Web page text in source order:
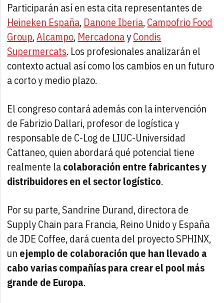
Participarán así en esta cita representantes de
Heineken España, Danone Iberia,Campofrio Food
Group,Alcampo, MercadonayCondis
Supermercats. Los profesionales analizarán el
contexto actual así como los cambios en un futuro
a corto y medio plazo.
El congreso contará además con la intervención
de Fabrizio Dallari, profesor de logística y
responsable de C-Log de LIUC-Universidad
Cattaneo, quien abordará qué potencial tiene
realmente lacolaboración entre fabricantes y
distribuidores en el sector logístico.
Por su parte, Sandrine Durand, directora de
Supply Chain para Francia, Reino Unido y España
de JDE Coffee, dará cuenta del proyecto SPHINX,
un ejemplo de colaboración que han llevado a
cabo varias compañías para crear el pool más
grande de Europa.